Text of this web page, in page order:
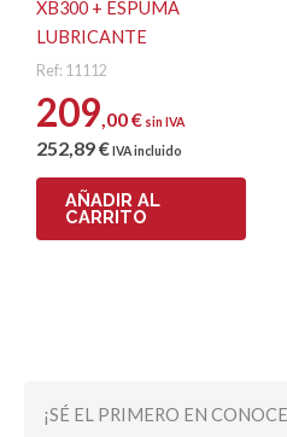
XB300 + ESPUMA
LUBRICANTE
Ref: 11112
209,00€ sin IVA
252,89€IVA incluido
AÑADIR AL
CARRITO
¡SÉ EL PRIMERO EN